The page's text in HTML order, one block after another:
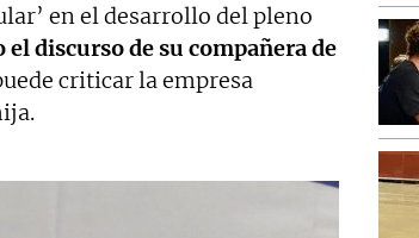
en el desarrollo del pleno
discurso de su compañera de
criticar la empresa